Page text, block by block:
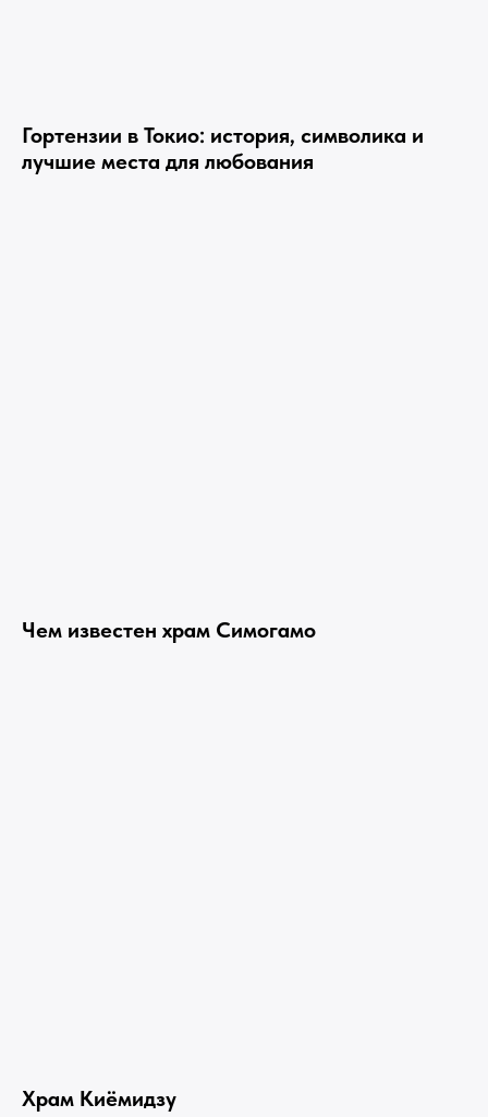
Гортензии в Токио: история, символика и
лучшие места для любования
Чем известен храм Симогамо
Храм Киёмидзу